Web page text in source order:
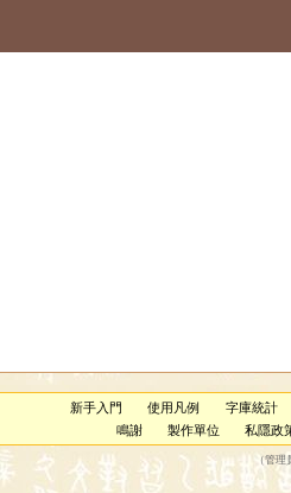
新手入門 使用凡例 字庫統計
鳴謝
製作單位 私隱政
（管理